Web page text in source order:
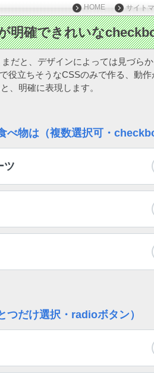
HOME サイト
だと、デザインによっては見づら
役立ちそうなCSSのみで作る、動
、明確に表現します。
べ物は（複数選択可・
ツ
つだけ選択・radioボタン）